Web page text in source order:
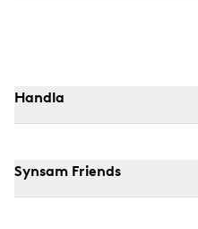
Handla
Synsam Friends